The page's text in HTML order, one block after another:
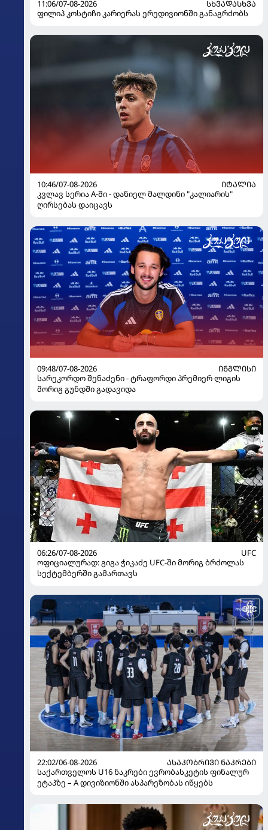
11:06/07-08-2026
ᲡᲮᲕᲐᲓᲐᲡᲮᲕᲐ
ფილიპ კოსტიჩი კარიერას ერედივიონში განაგრძობს
10:46/07-08-2026
ᲘᲢᲐᲚᲘᲐ
კვლავ სერია A-ში - დანიელ მალდინი "კალიარის"
ღირსებას დაიცავს
09:48/07-08-2026
ᲘᲜᲒᲚᲘᲡᲘ
სარეკორდო შენაძენი - ტრაფორდი პრემიერ ლიგის
მორიგ გუნდში გადავიდა
06:26/07-08-2026
UFC
ოფიციალურად: გიგა ჭიკაძე UFC-ში მორიგ ბრძოლას
სექტემბერში გამართავს
22:02/06-08-2026
ᲐᲡᲐᲙᲝᲑᲠᲘᲕᲘ ᲜᲐᲙᲠᲔᲑᲘ
საქართველოს U16 ნაკრები ევრობასკეტის ფინალურ
ეტაპზე – A დივიზიონში ასპარეზობას იწყებს